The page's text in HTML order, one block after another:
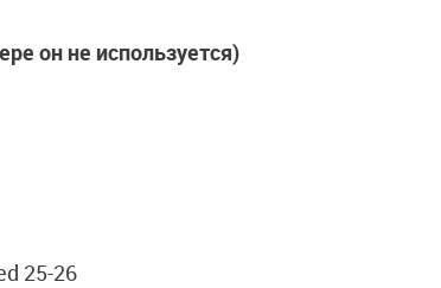
он не используется)
25-26